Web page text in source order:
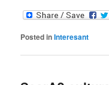
Posted inInteresant